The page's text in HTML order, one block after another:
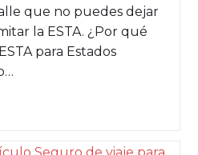
que no puedes dejar
la ESTA. ¿Por qué
para Estados